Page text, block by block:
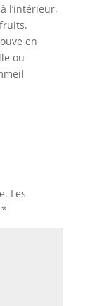
l’intérieur,
en
ou
Les
*